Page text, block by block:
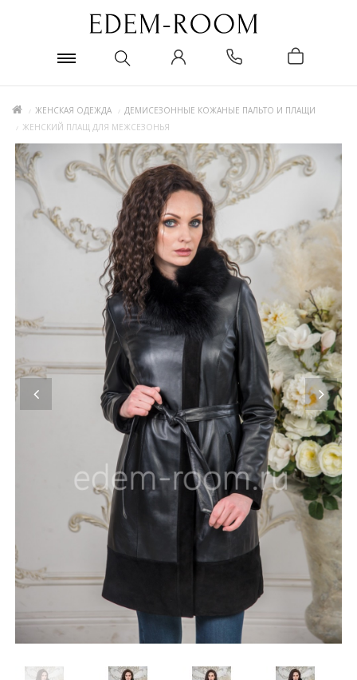
ЖЕНСКАЯ ОДЕЖДА
ДЕМИСЕЗОННЫЕ КОЖАНЫЕ ПАЛЬТО И ПЛАЩИ
ЖЕНСКИЙ ПЛАЩ ДЛЯ МЕЖСЕЗОНЬЯ